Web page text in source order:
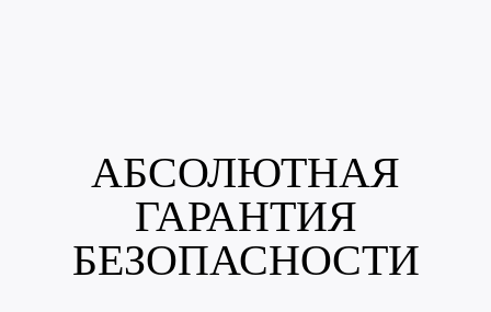
АБСОЛЮТНАЯ
ГАРАНТИЯ
БЕЗОПАСНОСТИ